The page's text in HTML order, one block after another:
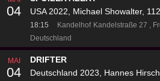
04
USA 2022, Michael Showalter,
18:15 Kandelhof Kandelstraße 27
Deutschland
MAI
04
DRIFTER
Deutschland 2023, Hannes